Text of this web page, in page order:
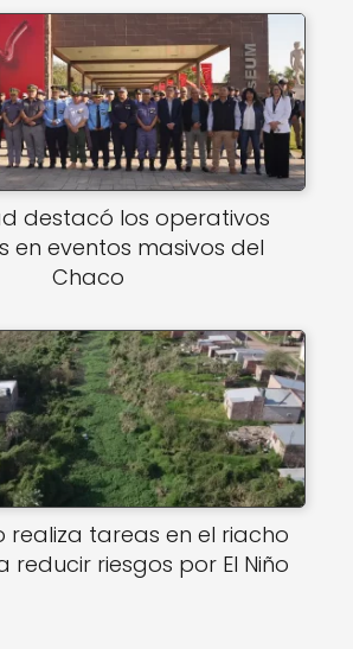
destacó los operativos
en eventos masivos del
Chaco
realiza tareas en el riacho
reducir riesgos por El Niño